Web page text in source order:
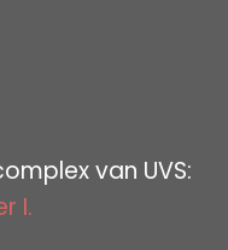
van UVS:
I.